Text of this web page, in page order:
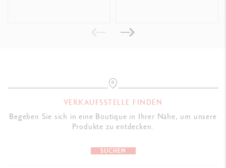
VERKAUFSSTELLE FINDEN
Begeben Sie sich in eine Boutique in Ihrer Nähe, um unsere
Produkte zu entdecken.
SUCHEN